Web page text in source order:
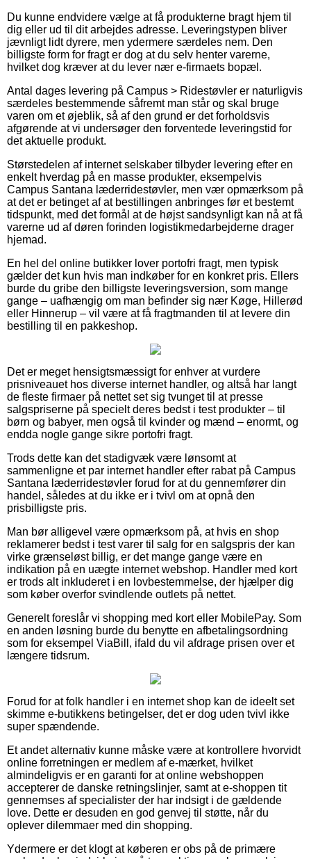
Du kunne endvidere vælge at få produkterne bragt hjem til
dig eller ud til dit arbejdes adresse. Leveringstypen bliver
jævnligt lidt dyrere, men ydermere særdeles nem. Den
billigste form for fragt er dog at du selv henter varerne,
hvilket dog kræver at du lever nær e-firmaets bopæl.
Antal dages levering på Campus > Ridestøvler er naturligvis
særdeles bestemmende såfremt man står og skal bruge
varen om et øjeblik, så af den grund er det forholdsvis
afgørende at vi undersøger den forventede leveringstid for
det aktuelle produkt.
Størstedelen af internet selskaber tilbyder levering efter en
enkelt hverdag på en masse produkter, eksempelvis
Campus Santana læderridestøvler, men vær opmærksom på
at det er betinget af at bestillingen anbringes før et bestemt
tidspunkt, med det formål at de højst sandsynligt kan nå at få
varerne ud af døren forinden logistikmedarbejderne drager
hjemad.
En hel del online butikker lover portofri fragt, men typisk
gælder det kun hvis man indkøber for en konkret pris. Ellers
burde du gribe den billigste leveringsversion, som mange
gange – uafhængig om man befinder sig nær Køge, Hillerød
eller Hinnerup – vil være at få fragtmanden til at levere din
bestilling til en pakkeshop.
Det er meget hensigtsmæssigt for enhver at vurdere
prisniveauet hos diverse internet handler, og altså har langt
de fleste firmaer på nettet set sig tvunget til at presse
salgspriserne på specielt deres bedst i test produkter – til
børn og babyer, men også til kvinder og mænd – enormt, og
endda nogle gange sikre portofri fragt.
Trods dette kan det stadigvæk være lønsomt at
sammenligne et par internet handler efter rabat på Campus
Santana læderridestøvler forud for at du gennemfører din
handel, således at du ikke er i tvivl om at opnå den
prisbilligste pris.
Man bør alligevel være opmærksom på, at hvis en shop
reklamerer bedst i test varer til salg for en salgspris der kan
virke grænseløst billig, er det mange gange være en
indikation på en uægte internet webshop. Handler med kort
er trods alt inkluderet i en lovbestemmelse, der hjælper dig
som køber overfor svindlende outlets på nettet.
Generelt foreslår vi shopping med kort eller MobilePay. Som
en anden løsning burde du benytte en afbetalingsordning
som for eksempel ViaBill, ifald du vil afdrage prisen over et
længere tidsrum.
Forud for at folk handler i en internet shop kan de ideelt set
skimme e-butikkens betingelser, det er dog uden tvivl ikke
super spændende.
Et andet alternativ kunne måske være at kontrollere hvorvidt
online forretningen er medlem af e-mærket, hvilket
almindeligvis er en garanti for at online webshoppen
accepterer de danske retningslinjer, samt at e-shoppen tit
gennemses af specialister der har indsigt i de gældende
love. Dette er desuden en god genvej til støtte, når du
oplever dilemmaer med din shopping.
Ydermere er det klogt at køberen er obs på de primære